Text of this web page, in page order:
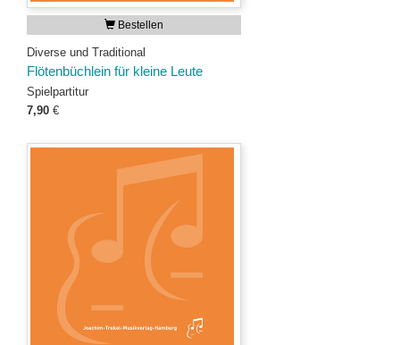
Bestellen
Diverse und Traditional
Flötenbüchlein für kleine Leute
Spielpartitur
7,90 €